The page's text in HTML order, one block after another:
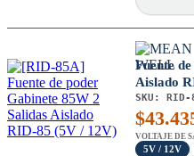
Fuente
Aislado
SKU: RID-
$
VOLTAJE DE
5V / 12V